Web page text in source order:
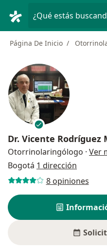
¿Qué estás
Página De Inicio
Dr. Vicente Rodríguez
Otorrinolaringólogo · Ver
Bogotá 1 dirección
8 opiniones